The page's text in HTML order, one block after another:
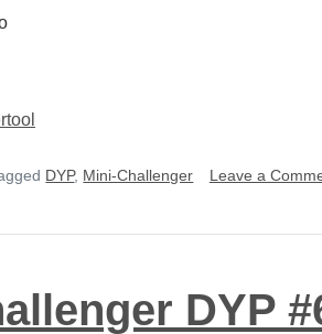
DYP, Mini-Challenger Leave a
DYP